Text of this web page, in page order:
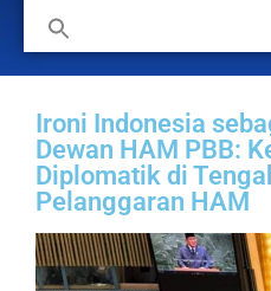
Ironi Indonesia
Dewan HAM PBB:
Diplomatik di
Pelanggaran HAM